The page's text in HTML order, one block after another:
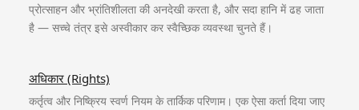
प्रोत्साहन और भ्रांतिशीलता की अनदेखी करता है, और सदा हानि में ढह जाता
है — सच्चे तंत्र इसे अस्वीकार कर स्वैच्छिक व्यवस्था चुनते हैं।
अधिकार (Rights)
कर्तृत्व और निष्क्रिय स्वर्ण नियम के तार्किक परिणाम। एक ऐसा कर्ता दिया जाए